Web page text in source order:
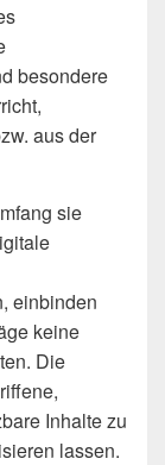
besondere
aus der
sie
einbinden
keine
Die
Inhalte zu
lassen.